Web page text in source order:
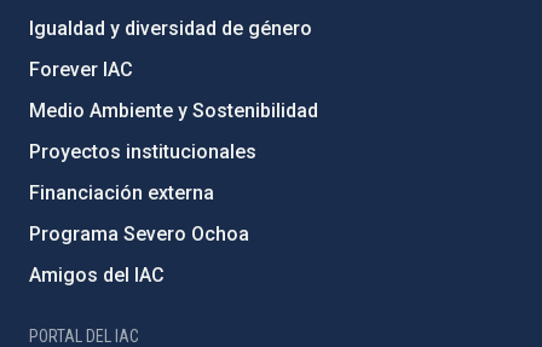
Igualdad y diversidad de género
Forever IAC
Medio Ambiente y Sostenibilidad
Proyectos institucionales
Financiación externa
Programa Severo Ochoa
Amigos del IAC
PORTAL DEL IAC